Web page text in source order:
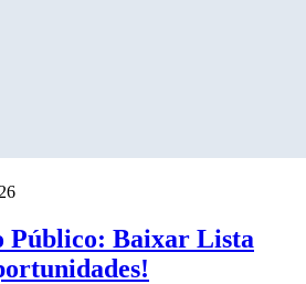
Público: Baixar Lista